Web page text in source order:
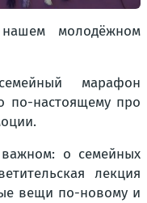
молодёжном
марафон
по-настоящему про
о семейных
лекция
вещи по-новому и